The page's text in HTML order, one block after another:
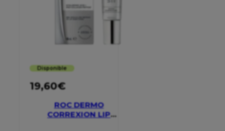
Disponible
19,60€
ROC DERMO
CORREXION LIP